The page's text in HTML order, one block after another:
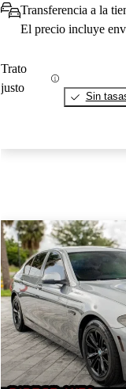
Transferencia a la
El precio incluye
Trato
justo
Sin